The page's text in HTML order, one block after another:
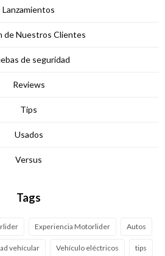
Lanzamientos
de Nuestros Clientes
de seguridad
Reviews
Tips
Usados
Versus
Tags
Experiencia Motorlider Autos
vehícular Vehículo eléctricos tips